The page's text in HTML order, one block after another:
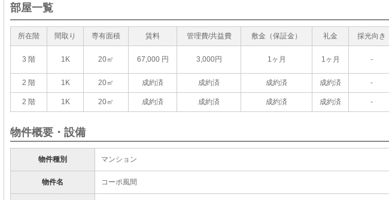
部屋一覧
所在階 間取り 専有面積 賃料 管理費/共益費 敷金（保証金） 礼金 採光向き
3 階 1K 20㎡ 67,000 円 3,000円 1ヶ月 1ヶ月 -
2 階 1K 20㎡ 成約済 成約済 成約済 成約済 -
2 階 1K 20㎡ 成約済 成約済 成約済 成約済 -
物件概要・設備
物件種別 マンション
物件名 コーポ風間